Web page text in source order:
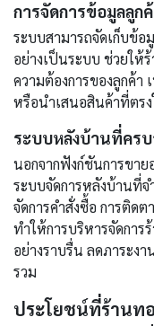
การจัดการข้อมูลลูก
ระบบสามารถจัดเก็บข้
อย่างเป็นระบบ ช่วยให้
ความต้องการของลูกค้า
หรือนำเสนอสินค้าที่ตร
ระบบหลังบ้านที่ครบ
นอกจากฟังก์ชันการขา
ระบบจัดการหลังบ้านที่จ
จัดการคำสั่งซื้อ การติด
ทำให้การบริหารจัดกา
อย่างราบรื่น ลดภาระง
รวม
ประโยชน์ที่ร้านท